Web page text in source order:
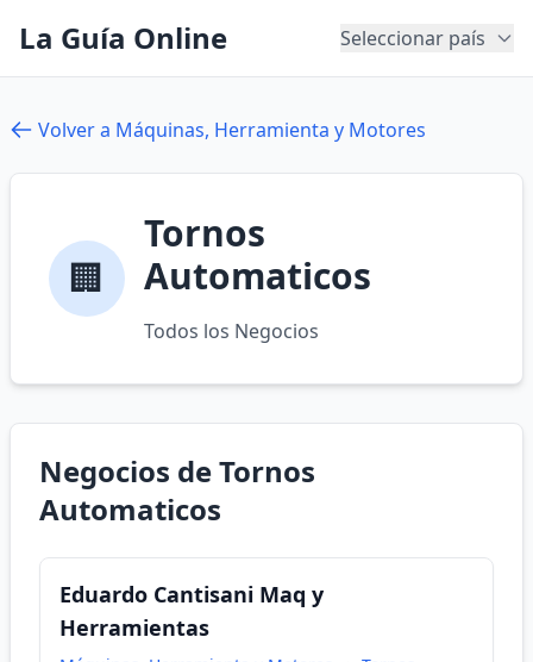
La Guía Online Seleccionar país
Volver a Máquinas, Herramienta y Motores
🏢
Tornos
Automaticos
Todos los Negocios
Negocios de Tornos
Automaticos
Eduardo Cantisani Maq y
Herramientas